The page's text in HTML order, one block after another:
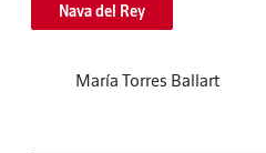
Nava del Rey
María Torres Ballart